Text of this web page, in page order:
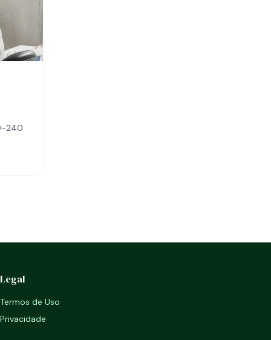
240
Legal
Termos de Uso
Privacidade